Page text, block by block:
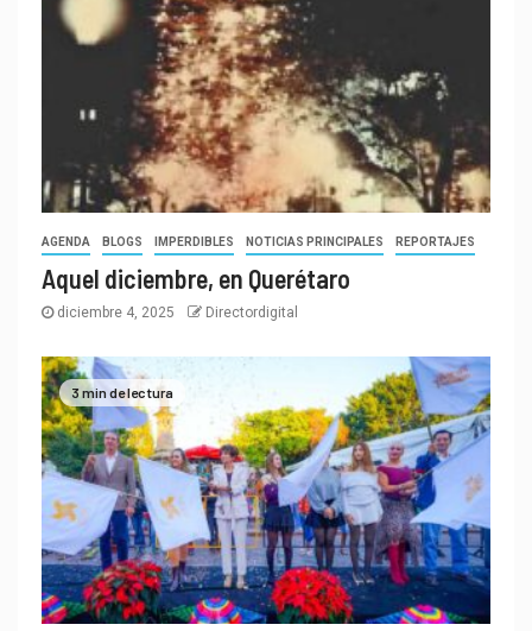
AGENDA BLOGS IMPERDIBLES NOTICIAS PRINCIPALES REPORTAJES
Aquel diciembre, en Querétaro
diciembre 4, 2025 Directordigital
3 min de lectura